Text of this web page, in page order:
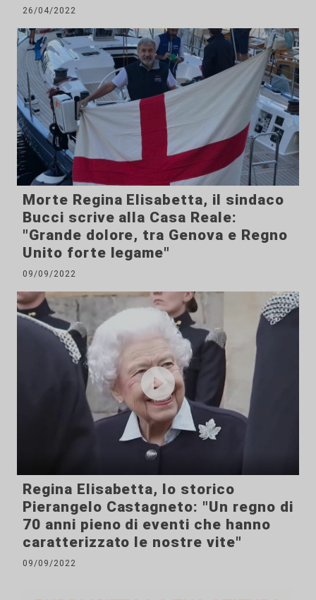
26/04/2022
Morte Regina Elisabetta, il sindaco
Bucci scrive alla Casa Reale:
"Grande dolore, tra Genova e Regno
Unito forte legame"
09/09/2022
Regina Elisabetta, lo storico
Pierangelo Castagneto: "Un regno di
70 anni pieno di eventi che hanno
caratterizzato le nostre vite"
09/09/2022